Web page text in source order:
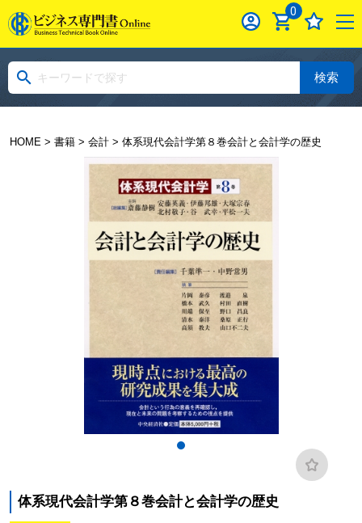
0
検索
HOME> 書籍> 会計> 体系現代会計学第８巻会計と会計学の歴史
体系現代会計学第８巻会計と会計学の歴史